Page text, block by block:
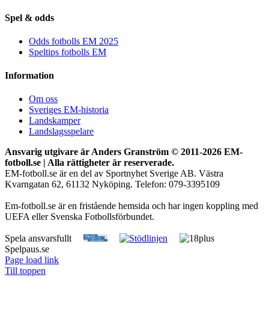
Spel & odds
Odds fotbolls EM 2025
Speltips fotbolls EM
Information
Om oss
Sveriges EM-historia
Landskamper
Landslagsspelare
Ansvarig utgivare är Anders Granström © 2011-2026 EM-
fotboll.se | Alla rättigheter är reserverade.
EM-fotboll.se är en del av Sportnyhet Sverige AB. Västra
Kvarngatan 62, 61132 Nyköping. Telefon: 079-3395109
Em-fotboll.se är en fristående hemsida och har ingen koppling med
UEFA eller Svenska Fotbollsförbundet.
Spela ansvarsfullt
Spelpaus.se
Page load link
Till toppen